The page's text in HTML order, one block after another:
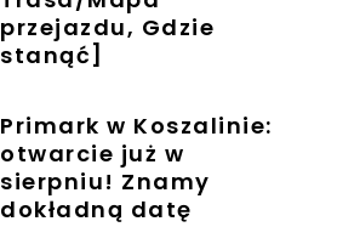
przejazdu, Gdzie
stanąć]
Primark w Koszalinie:
otwarcie już w
sierpniu! Znamy
dokładną datę